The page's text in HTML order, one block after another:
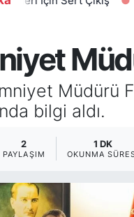
Müdürü
bilgi aldı.
2
PAYLAŞIM
1 DK
OKUNMA